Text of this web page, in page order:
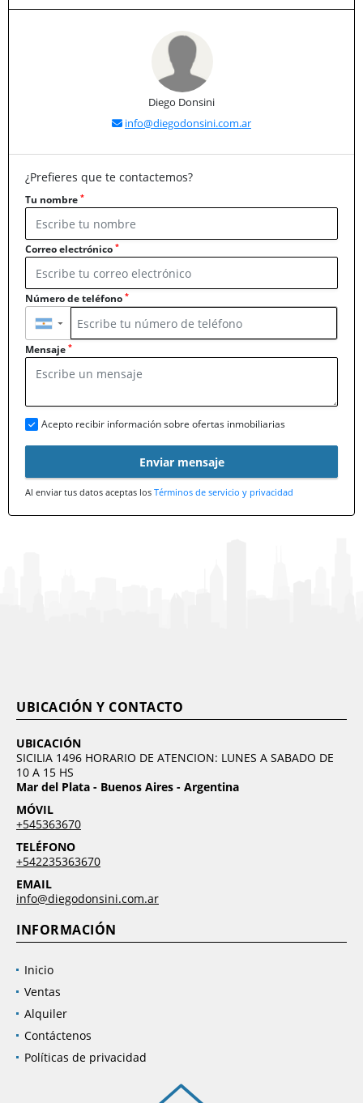
Diego Donsini
info@diegodonsini.com.ar
¿Prefieres que te contactemos?
Tu nombre *
Correo electrónico *
Número de teléfono *
▼
Mensaje *
Acepto recibir información sobre ofertas inmobiliarias
Enviar mensaje
Al enviar tus datos aceptas los Términos de servicio y privacidad
UBICACIÓN Y CONTACTO
UBICACIÓN
SICILIA 1496 HORARIO DE ATENCION: LUNES A SABADO DE
10 A 15 HS
Mar del Plata - Buenos Aires - Argentina
MÓVIL
+545363670
TELÉFONO
+542235363670
EMAIL
info@diegodonsini.com.ar
INFORMACIÓN
Inicio
Ventas
Alquiler
Contáctenos
Políticas de privacidad